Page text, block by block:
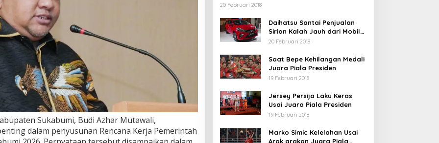
Sukabumi, Budi Azhar Mutawali,
dalam penyusunan Rencana Kerja Pemerintah
20 Februari 2018
Daihatsu Santai Penjualan
Sirion Kalah Jauh dari Mobil
LCGC
20 Februari 2018
Saat Bepe Kehilangan Medali
Juara Piala Presiden
19 Februari 2018
Jersey Persija Laku Keras
Usai Juara Piala Presiden
19 Februari 2018
Marko Simic Kelelahan Usai
Arak arakan Juara Piala